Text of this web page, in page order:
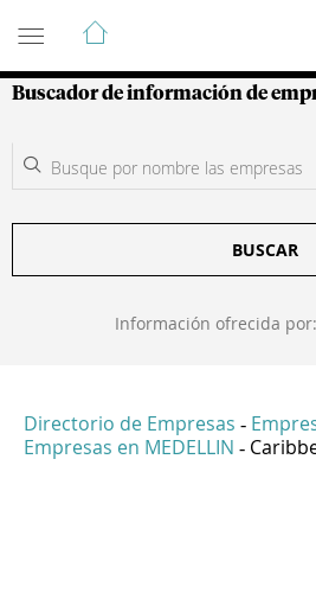
Guía de Empresas
Buscador de información de
BUSCAR
Información ofrecida por:
Directorio de Empresas -
Empresas en MEDELLIN -